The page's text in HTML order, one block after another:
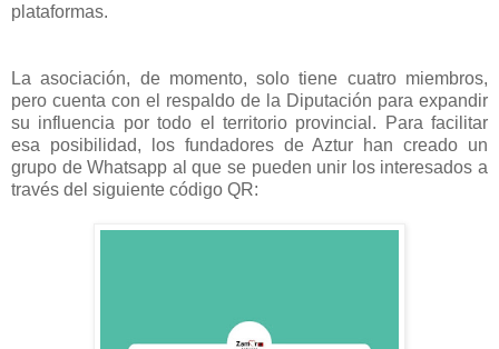
plataformas.
La asociación, de momento, solo tiene cuatro miembros,
pero cuenta con el respaldo de la Diputación para expandir
su influencia por todo el territorio provincial. Para facilitar
esa posibilidad, los fundadores de Aztur han creado un
grupo de Whatsapp al que se pueden unir los interesados a
través del siguiente código QR: